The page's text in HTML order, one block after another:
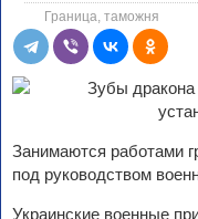
Граница, таможня
Занимаются работами
под руководством
Украинские военные